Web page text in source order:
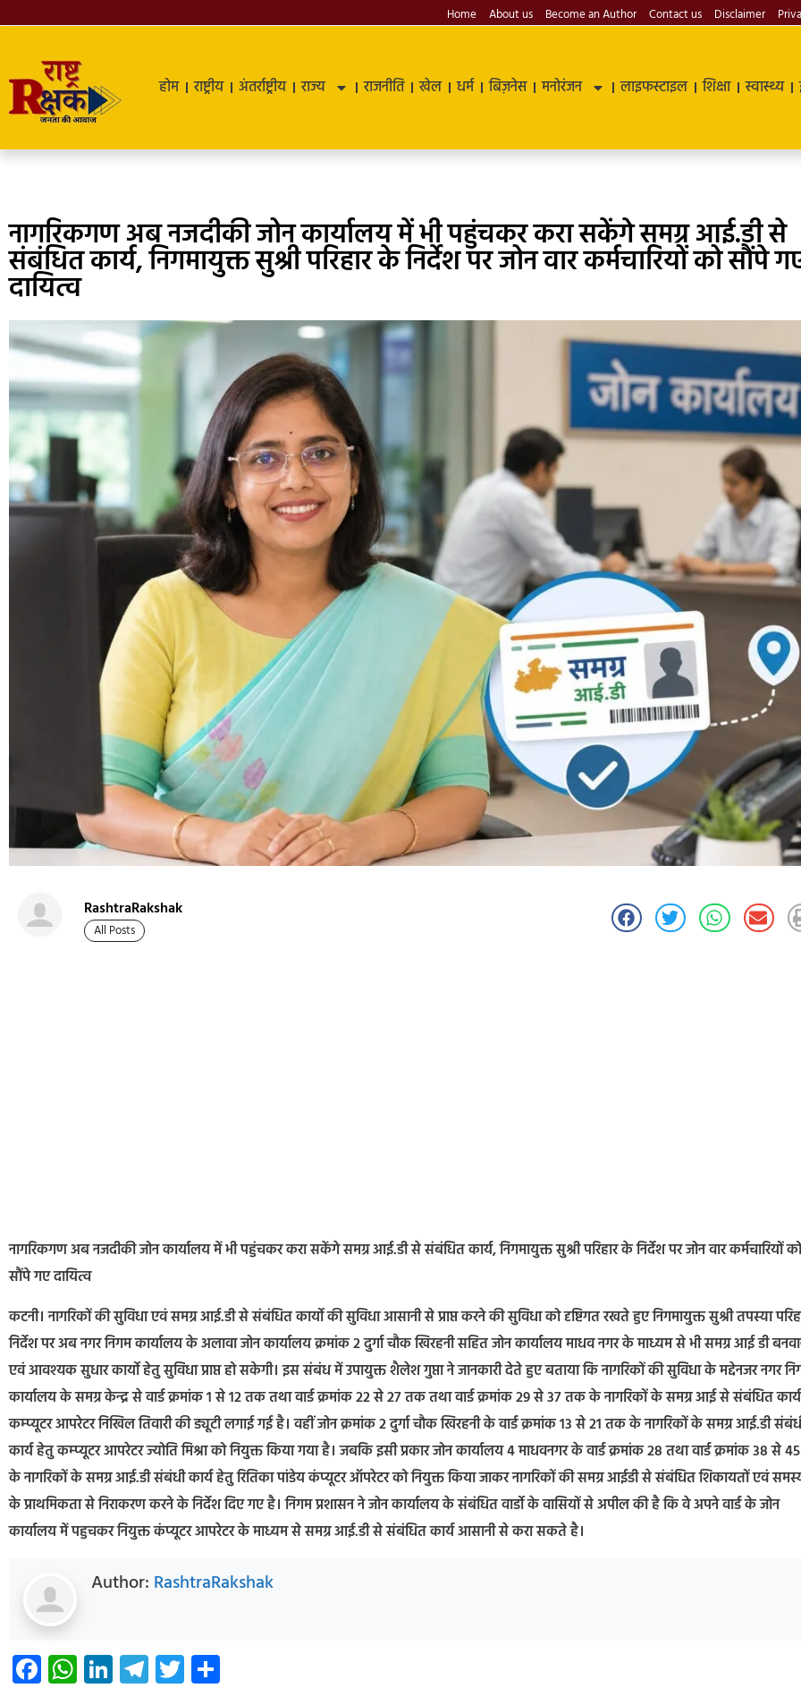
Home About us Become an Author Contact us Disclaimer
होम राष्ट्रीय अंतर्राष्ट्रीय राज्य राजनीति खेल धर्म बिज़नेस मनोरंजन लाइफस्टाइल शिक्षा स्वास्थ्य
नागरिकगण अब नजदीकी जोन कार्यालय में भी पहुंचकर करा सकेंगे समग्र आई.डी से
संबंधित कार्य, निगमायुक्त सुश्री परिहार के निर्देश पर जोन वार कर्मचारियों को सौंपे
दायित्व
RashtraRakshak
All Posts
नागरिकगण अब नजदीकी जोन कार्यालय में भी पहुंचकर करा सकेंगे समग्र आई.डी से संबंधित कार्य, निगमायुक्त सुश्री परिहार के निर्देश पर जोन वार कर्मचारियों को
सौंपे गए दायित्व
कटनी। नागरिकों की सुविधा एवं समग्र आई.डी से संबंधित कार्यो की सुविधा आसानी से प्राप्त करने की सुविधा को दृष्टिगत रखते हुए निगमायुक्त सुश्री तपस्या
निर्देश पर अब नगर निगम कार्यालय के अलावा जोन कार्यालय क्रमांक 2 दुर्गा चौक खिरहनी सहित जोन कार्यालय माधव नगर के माध्यम से भी समग्र आई डी
एवं आवश्यक सुधार कार्यो हेतु सुविधा प्राप्त हो सकेगी। इस संबंध में उपायुक्त शैलेश गुप्ता ने जानकारी देते हुए बताया कि नागरिकों की सुविधा के मद्देनजर नगर
कार्यालय के समग्र केन्द्र से वार्ड क्रमांक 1 से 12 तक तथा वार्ड क्रमांक 22 से 27 तक तथा वार्ड क्रमांक 29 से 37 तक के नागरिकों के समग्र आई से संबंधित
कम्प्यूटर आपरेटर निखिल तिवारी की ड्यूटी लगाई गई है। वहीं जोन क्रमांक 2 दुर्गा चौक खिरहनी के वार्ड क्रमांक 13 से 21 तक के नागरिकों के समग्र आई.डी
कार्य हेतु कम्प्यूटर आपरेटर ज्योति मिश्रा को नियुक्त किया गया है। जबकि इसी प्रकार जोन कार्यालय 4 माधवनगर के वार्ड क्रमांक 28 तथा वार्ड क्रमांक 38 से
के नागरिकों के समग्र आई.डी संबंधी कार्य हेतु रितिका पांडेय कंप्यूटर ऑपरेटर को नियुक्त किया जाकर नागरिकों की समग्र आईडी से संबंधित शिकायतों एवं
के प्राथमिकता से निराकरण करने के निर्देश दिए गए है। निगम प्रशासन ने जोन कार्यालय के संबंधित वार्डो के वासियों से अपील की है कि वे अपने वार्ड के जोन
कार्यालय में पहुचकर नियुक्त कंप्यूटर आपरेटर के माध्यम से समग्र आई.डी से संबंधित कार्य आसानी से करा सकते है।
Author: RashtraRakshak
Facebook
WhatsApp
LinkedIn
Telegram
Twitter